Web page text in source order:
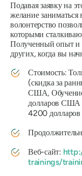
Подавая заявку на
желание заниматься
волонтерство
которыми
Полученный опыт и
других, когда вы
Стоимость:
(скидка за
США,
долларов США
4200
Веб-сайт:
trainings/